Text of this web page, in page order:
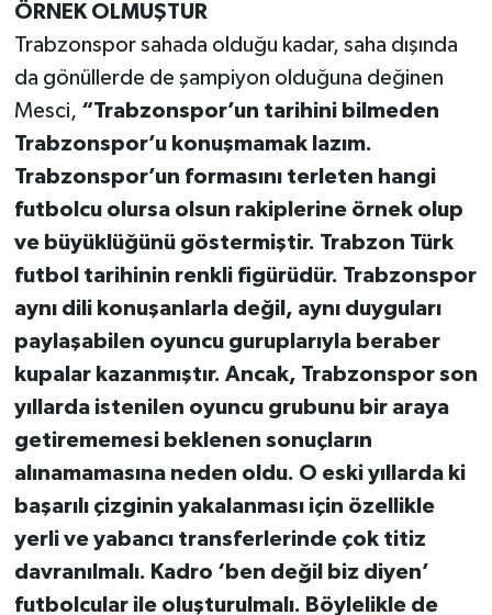
ÖRNEK OLMUŞTUR
Trabzonspor sahada olduğu kadar, saha dışında
da gönüllerde de şampiyon olduğuna değinen
Mesci, “Trabzonspor’un tarihini bilmeden
Trabzonspor’u konuşmamak lazım.
Trabzonspor’un formasını terleten hangi
futbolcu olursa olsun rakiplerine örnek olup
ve büyüklüğünü göstermiştir. Trabzon Türk
futbol tarihinin renkli figürüdür. Trabzonspor
aynı dili konuşanlarla değil, aynı duyguları
paylaşabilen oyuncu guruplarıyla beraber
kupalar kazanmıştır. Ancak, Trabzonspor son
yıllarda istenilen oyuncu grubunu bir araya
getirememesi beklenen sonuçların
alınamamasına neden oldu. O eski yıllarda ki
başarılı çizginin yakalanması için özellikle
yerli ve yabancı transferlerinde çok titiz
davranılmalı. Kadro ‘ben değil biz diyen’
futbolcular ile oluşturulmalı. Böylelikle de